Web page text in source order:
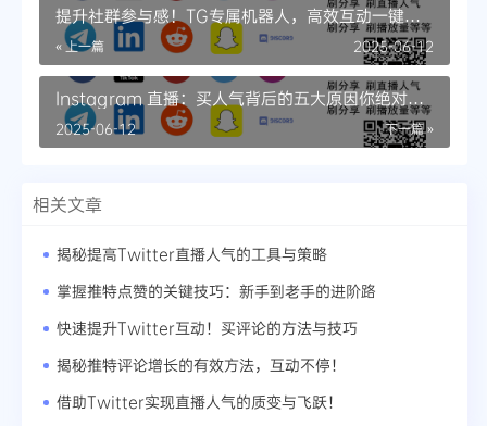
提升社群参与感！TG专属机器人，高效互动一键开
启
« 上一篇 2025-06-12
Instagram 直播：买人气背后的五大原因你绝对想
知道
下一篇 »
2025-06-12
相关文章
揭秘提高Twitter直播人气的工具与策略
掌握推特点赞的关键技巧：新手到老手的进阶路
快速提升Twitter互动！买评论的方法与技巧
揭秘推特评论增长的有效方法，互动不停！
借助Twitter实现直播人气的质变与飞跃！